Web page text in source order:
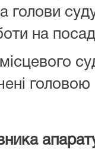
голови
на
головою